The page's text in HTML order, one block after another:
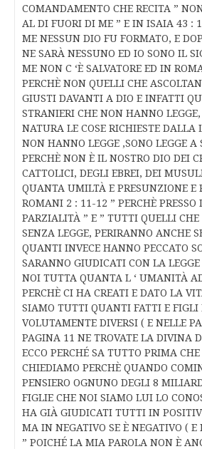
COMANDAMENTO CHE RECITA ”
AL DI FUORI DI ME ” E IN ISAIA 43 :
ME NESSUN DIO FU FORMATO, E
NE SARÀ NESSUNO ED IO SONO IL
ME NON C ‘È SALVATORE ED IN
PERCHÈ NON QUELLI CHE
GIUSTI DAVANTI A DIO E INFATTI
STRANIERI CHE NON HANNO
NATURA LE COSE RICHIESTE DALLA
NON HANNO LEGGE ,SONO LEGGE A
PERCHÈ NON È IL NOSTRO DIO DEI
CATTOLICI, DEGLI EBREI, DEI
QUANTA UMILTÀ E PRESUNZIONE E
ROMANI 2 : 11-12 ” PERCHÈ PRESSO
PARZIALITÀ ” E ” TUTTI QUELLI CHE
SENZA LEGGE, PERIRANNO ANCHE
QUANTI INVECE HANNO PECCATO
SARANNO GIUDICATI CON LA
NOI TUTTA QUANTA L ‘ UMANITÀ
PERCHÈ CI HA CREATI E DATO LA
SIAMO TUTTI QUANTI FATTI E FIGLI
VOLUTAMENTE DIVERSI ( E NELLE
PAGINA 11 NE TROVATE LA DIVINA
ECCO PERCHÉ SA TUTTO PRIMA CHE
CHIEDIAMO PERCHÈ QUANDO
PENSIERO OGNUNO DEGLI 8
FIGLIE CHE NOI SIAMO LUI LO
HA GIÀ GIUDICATI TUTTI IN
MA IN NEGATIVO SE È NEGATIVO (
” POICHÉ LA MIA PAROLA NON È